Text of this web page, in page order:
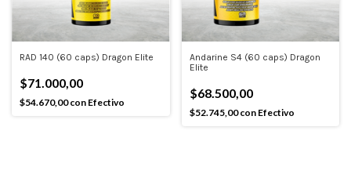
RAD 140 (60 caps) Dragon Elite
$71.000,00
$54.670,00con Efectivo
Andarine S4 (60 caps) Dragon
Elite
$68.500,00
$52.745,00con Efectivo